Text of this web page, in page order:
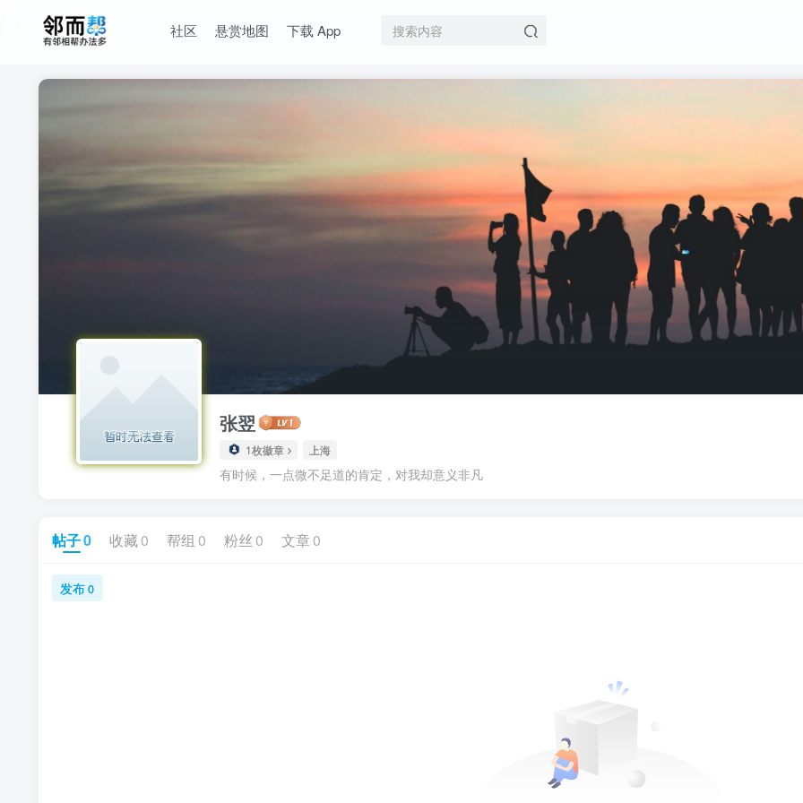
社区 悬赏地图 下载 App
张翌
1枚徽章 上海
有时候，一点微不足道的肯定，对我却意义非凡
帖子0 收藏 0 帮组 0 粉丝 0 文章0
发布0